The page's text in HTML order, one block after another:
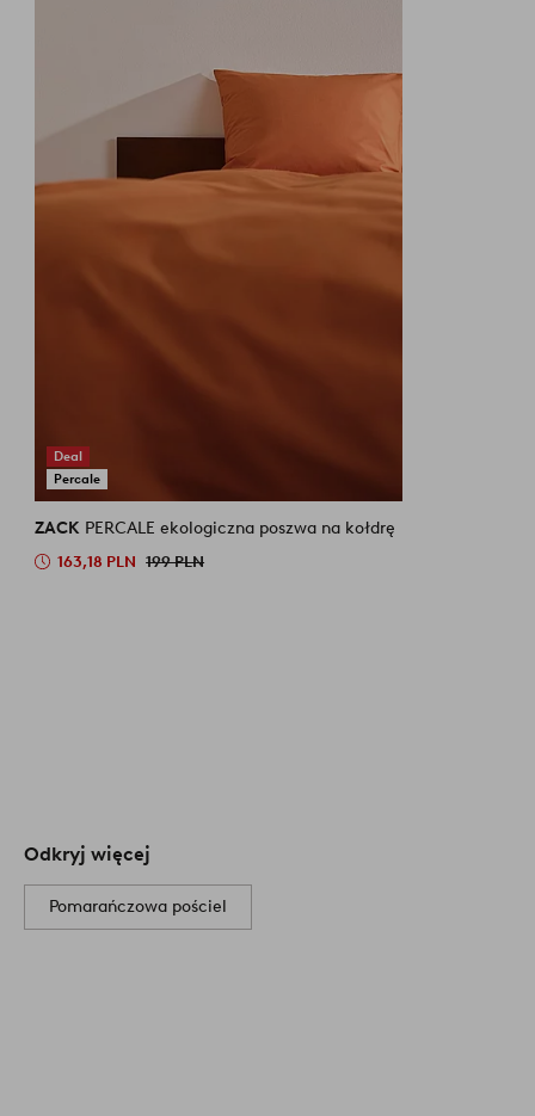
Deal
Percale
ZACK PERCALE ekologiczna poszwa na kołdrę
163,18 PLN 199 PLN
Odkryj więcej
Pomarańczowa pościel